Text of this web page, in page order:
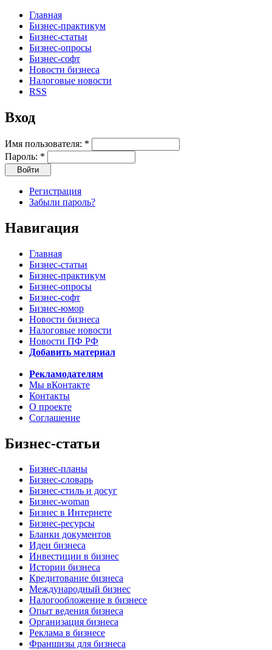
Главная
Бизнес-практикум
Бизнес-статьи
Бизнес-опросы
Бизнес-софт
Новости бизнеса
Налоговые новости
RSS
Вход
Имя пользователя: *
Пароль: *
Регистрация
Забыли пароль?
Навигация
Главная
Бизнес-статьи
Бизнес-практикум
Бизнес-опросы
Бизнес-софт
Бизнес-юмор
Новости бизнеса
Налоговые новости
Новости ПФ РФ
Добавить материал
Рекламодателям
Мы вКонтакте
Контакты
О проекте
Соглашение
Бизнес-статьи
Бизнес-планы
Бизнес-словарь
Бизнес-стиль и досуг
Бизнес-woman
Бизнес в Интернете
Бизнес-ресурсы
Бланки документов
Идеи бизнеса
Инвестиции в бизнес
Истории бизнеса
Кредитование бизнеса
Международный бизнес
Налогообложение в бизнесе
Опыт ведения бизнеса
Организация бизнеса
Реклама в бизнесе
Франшизы для бизнеса